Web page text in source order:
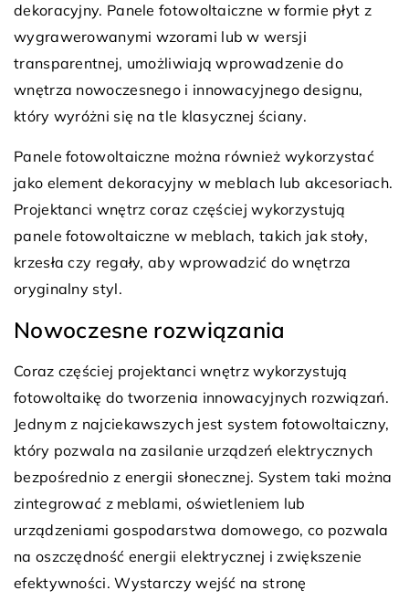
dekoracyjny. Panele fotowoltaiczne w formie płyt z
wygrawerowanymi wzorami lub w wersji
transparentnej, umożliwiają wprowadzenie do
wnętrza nowoczesnego i innowacyjnego designu,
który wyróżni się na tle klasycznej ściany.
Panele fotowoltaiczne można również wykorzystać
jako element dekoracyjny w meblach lub akcesoriach.
Projektanci wnętrz coraz częściej wykorzystują
panele fotowoltaiczne w meblach, takich jak stoły,
krzesła czy regały, aby wprowadzić do wnętrza
oryginalny styl.
Nowoczesne rozwiązania
Coraz częściej projektanci wnętrz wykorzystują
fotowoltaikę do tworzenia innowacyjnych rozwiązań.
Jednym z najciekawszych jest system fotowoltaiczny,
który pozwala na zasilanie urządzeń elektrycznych
bezpośrednio z energii słonecznej. System taki można
zintegrować z meblami, oświetleniem lub
urządzeniami gospodarstwa domowego, co pozwala
na oszczędność energii elektrycznej i zwiększenie
efektywności. Wystarczy wejść na stronę